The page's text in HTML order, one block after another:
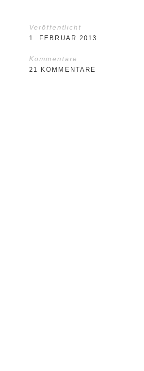
Veröffentlicht
1. FEBRUAR 2013
Kommentare
21 KOMMENTARE